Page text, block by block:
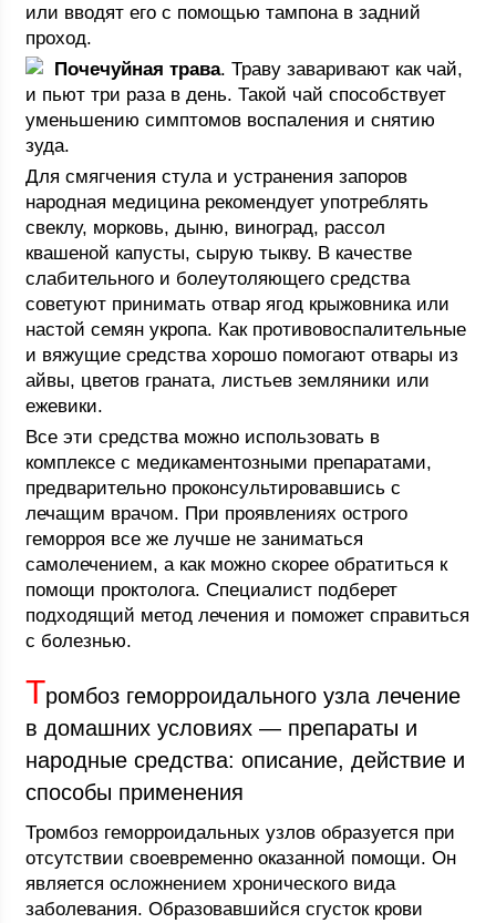
или вводят его с помощью тампона в задний
проход.
Почечуйная трава. Траву заваривают как чай,
и пьют три раза в день. Такой чай способствует
уменьшению симптомов воспаления и снятию
зуда.
Для смягчения стула и устранения запоров
народная медицина рекомендует употреблять
свеклу, морковь, дыню, виноград, рассол
квашеной капусты, сырую тыкву. В качестве
слабительного и болеутоляющего средства
советуют принимать отвар ягод крыжовника или
настой семян укропа. Как противовоспалительные
и вяжущие средства хорошо помогают отвары из
айвы, цветов граната, листьев земляники или
ежевики.
Все эти средства можно использовать в
комплексе с медикаментозными препаратами,
предварительно проконсультировавшись с
лечащим врачом. При проявлениях острого
геморроя все же лучше не заниматься
самолечением, а как можно скорее обратиться к
помощи проктолога. Специалист подберет
подходящий метод лечения и поможет справиться
с болезнью.
Тромбоз геморроидального узла лечение
в домашних условиях — препараты и
народные средства: описание, действие и
способы применения
Тромбоз геморроидальных узлов образуется при
отсутствии своевременно оказанной помощи. Он
является осложнением хронического вида
заболевания. Образовавшийся сгусток крови